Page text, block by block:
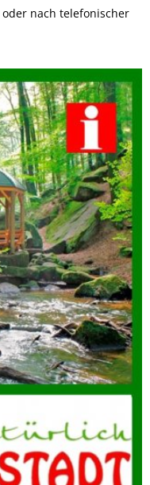
oder nach telefonischer